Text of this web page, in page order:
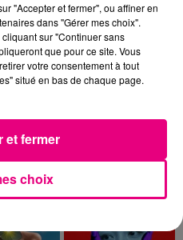
3
"Accepter et fermer", ou affiner en
dans "Gérer mes choix".
sur "Continuer sans
que pour ce site. Vous
votre consentement à tout
situé en bas de chaque page.
choix
et fermer